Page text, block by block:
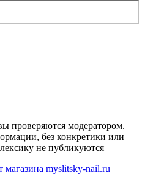
проверяются модератором.
без конкретики или
не публикуются
магазина myslitsky-nail.ru